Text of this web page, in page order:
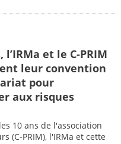
l’IRMa et le C-PRIM
leur convention
pour
aux risques
10 ans de l'association
(C-PRIM), l'IRMa et cette